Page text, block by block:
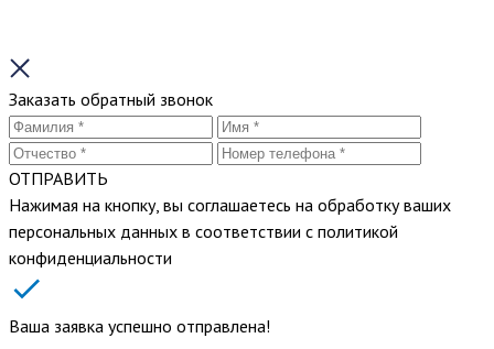
Заказать обратный звонок
ОТПРАВИТЬ
Нажимая на кнопку, вы соглашаетесь на обработку ваших
персональных данных в соответствии с политикой
конфиденциальности
Ваша заявка успешно отправлена!